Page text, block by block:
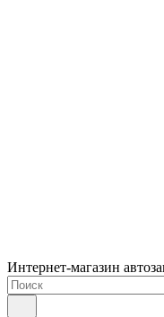
Интернет-магазин